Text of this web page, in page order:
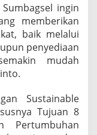
ingin
memberikan
baik melalui
penyediaan
mudah
Sustainable
Tujuan 8
Pertumbuhan